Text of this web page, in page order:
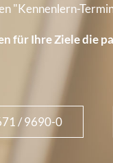
"Kennenlern-
für Ihre Ziele die
/ 9690-0